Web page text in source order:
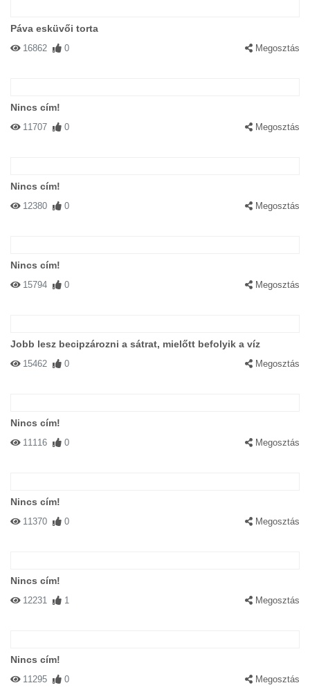
Páva esküvői torta
16862 0 Megosztás
Nincs cím!
11707 0 Megosztás
Nincs cím!
12380 0 Megosztás
Nincs cím!
15794 0 Megosztás
Jobb lesz becipzározni a sátrat, mielőtt befolyik a víz
15462 0 Megosztás
Nincs cím!
11116 0 Megosztás
Nincs cím!
11370 0 Megosztás
Nincs cím!
12231 1 Megosztás
Nincs cím!
11295 0 Megosztás